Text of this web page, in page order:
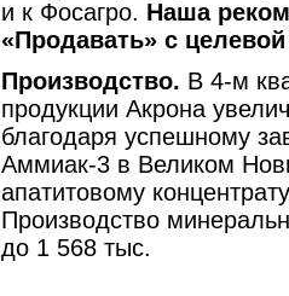
и к Фосагро. Наша
«Продавать» с
Производство. В 4-м
продукции Акрона
благодаря успешному
Аммиак-3 в Великом
апатитовому
Производство
до 1 568 тыс.